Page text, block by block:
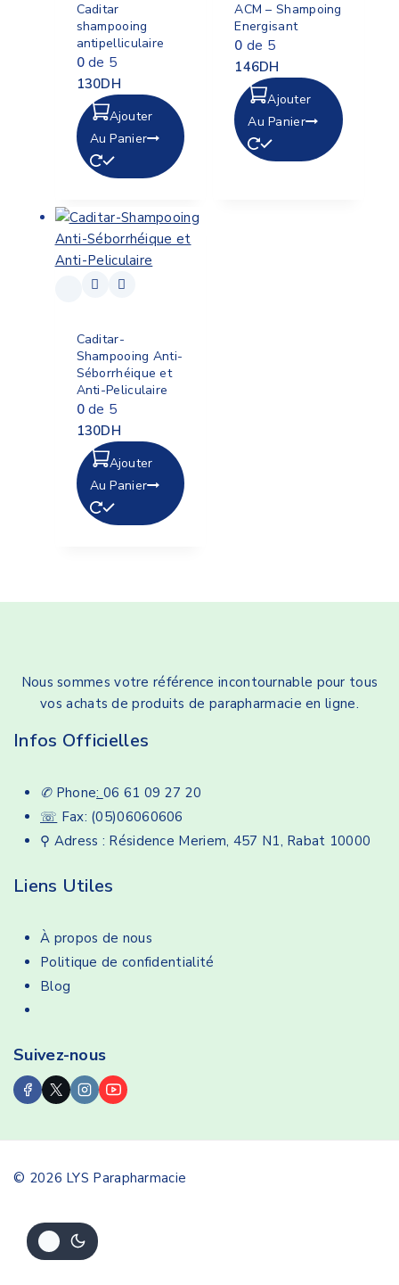
Caditar
shampooing
antipelliculaire
0de 5
130DH
Ajouter
Au Panier
ACM – Shampoing
Energisant
0 de 5
146DH
Ajouter
Au Panier
Caditar-
Shampooing Anti-
Séborrhéique et
Anti-Peliculaire
0de 5
130DH
Ajouter
Au Panier
Nous sommes votre référence incontournable pour tous
vos achats de produits de parapharmacie en ligne.
Infos Officielles
✆Phone: 06 61 09 27 20
☏ Fax: (05)06060606
⚲ Adress : Résidence Meriem, 457 N1, Rabat 10000
Liens Utiles
À propos de nous
Politique de confidentialité
Blog
Suivez-nous
© 2026 LYS Parapharmacie